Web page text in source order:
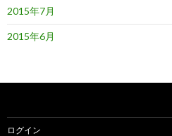
2015年7月
2015年6月
ログイン